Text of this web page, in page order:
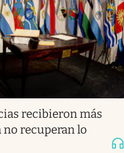
recibieron más
recuperan lo